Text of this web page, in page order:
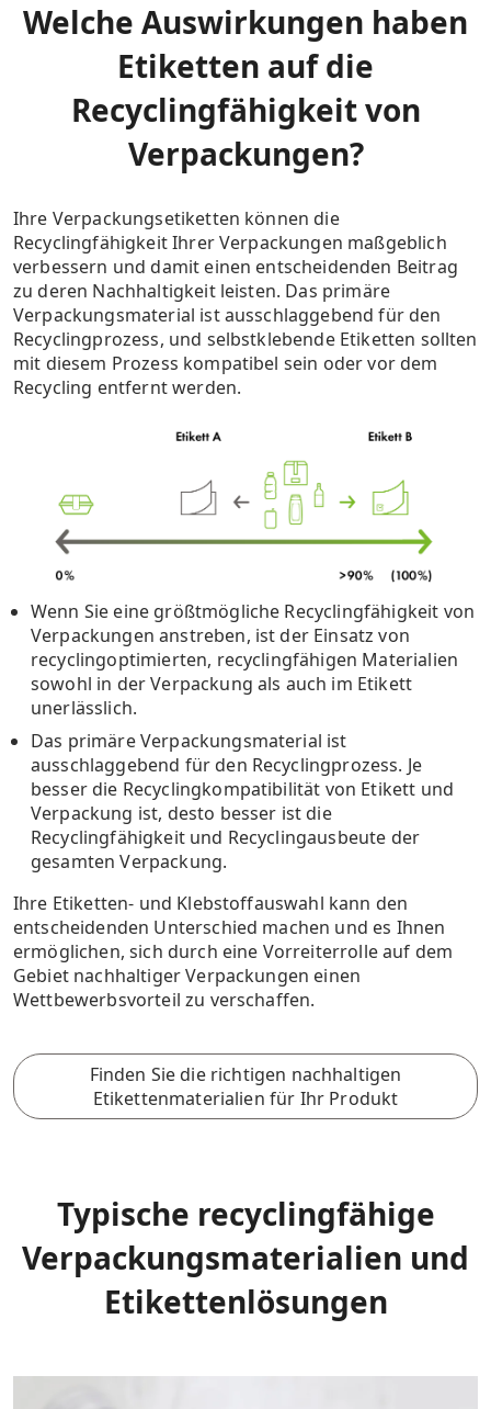
Welche Auswirkungen haben
Etiketten auf die
Recyclingfähigkeit von
Verpackungen?
Ihre Verpackungsetiketten können die
Recyclingfähigkeit Ihrer Verpackungen maßgeblich
verbessern und damit einen entscheidenden Beitrag
zu deren Nachhaltigkeit leisten. Das primäre
Verpackungsmaterial ist ausschlaggebend für den
Recyclingprozess, und selbstklebende Etiketten sollten
mit diesem Prozess kompatibel sein oder vor dem
Recycling entfernt werden.
Wenn Sie eine größtmögliche Recyclingfähigkeit von
Verpackungen anstreben, ist der Einsatz von
recyclingoptimierten, recyclingfähigen Materialien
sowohl in der Verpackung als auch im Etikett
unerlässlich.
Das primäre Verpackungsmaterial ist
ausschlaggebend für den Recyclingprozess. Je
besser die Recyclingkompatibilität von Etikett und
Verpackung ist, desto besser ist die
Recyclingfähigkeit und Recyclingausbeute der
gesamten Verpackung.
Ihre Etiketten- und Klebstoffauswahl kann den
entscheidenden Unterschied machen und es Ihnen
ermöglichen, sich durch eine Vorreiterrolle auf dem
Gebiet nachhaltiger Verpackungen einen
Wettbewerbsvorteil zu verschaffen.
Finden Sie die richtigen nachhaltigen
Etikettenmaterialien für Ihr Produkt
Typische recyclingfähige
Verpackungsmaterialien und
Etikettenlösungen